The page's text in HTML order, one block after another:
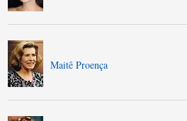
Maitê Proença